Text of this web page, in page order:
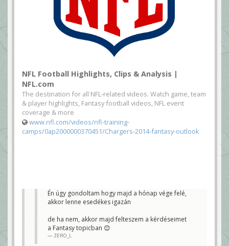
NFL Football Highlights, Clips & Analysis |
NFL.com
The destination for all NFL-related videos. Watch game, team
& player highlights, Fantasy football videos, NFL event
coverage & more
www.nfl.com/videos/nfl-training-
camps/0ap2000000370451/Chargers-2014-fantasy-outlook
Én úgy gondoltam hogy majd a hónap vége felé,
akkor lenne esedékes igazán
de ha nem, akkor majd felteszem a kérdéseimet
a Fantasy topicban 😊
ZERO_L